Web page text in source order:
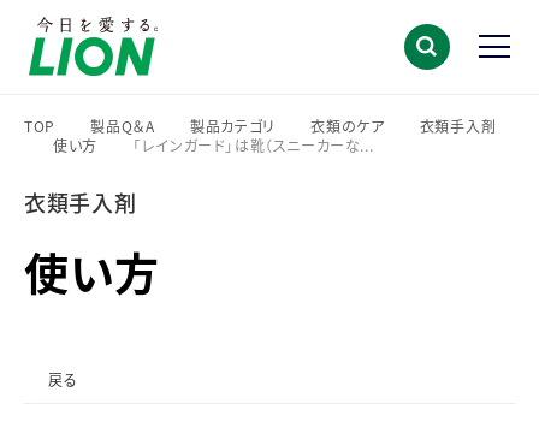
TOP
>
製品Q＆A
>
製品カテゴリ
>
衣類のケア
衣類手入剤
使い方
「レインガード」は靴（スニーカーな...
衣類手入剤
使い方
戻る